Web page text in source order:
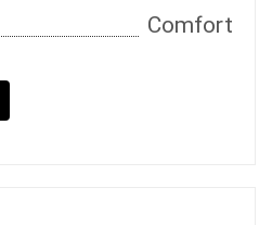
Comfort